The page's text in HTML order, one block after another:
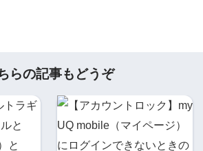
らの記事もどうぞ